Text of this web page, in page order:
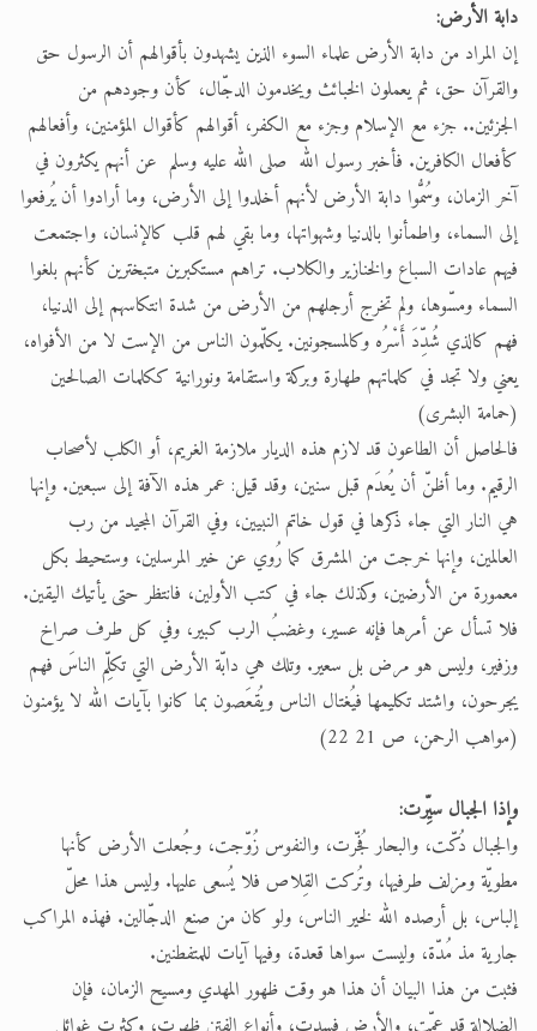
دابة الأرض:
إن المراد من دابة الأرض علماء السوء الذين يشهدون بأقوالهم أن الرسول حق
والقرآن حق، ثم يعملون الخبائث ويخدمون الدجّال، كأن وجودهم من
الجزئين.. جزء مع الإسلام وجزء مع الكفر، أقوالهم كأقوال المؤمنين، وأفعالهم
كأفعال الكافرين. فأخبر رسول الله صلى الله عليه وسلم عن أنهم يكثرون في
آخر الزمان، وسُمُّوا دابة الأرض لأنهم أخلدوا إلى الأرض، وما أرادوا أن يُرفعوا
إلى السماء، واطمأنوا بالدنيا وشهواتها، وما بقي لهم قلب كالإنسان، واجتمعت
فيهم عادات السباع والخنازير والكلاب. تراهم مستكبرين متبخترين كأنهم بلغوا
السماء ومسّوها، ولم تخرج أرجلهم من الأرض من شدة انتكاسهم إلى الدنيا،
فهم كالذي شُدِّدَ أَسْرُه وكالمسجونين. يكلّمون الناس من الإست لا من الأفواه،
يعني ولا تجد في كلماتهم طهارة وبركة واستقامة ونورانية ككلمات الصالحين
(حمامة البشرى)
فالحاصل أن الطاعون قد لازم هذه الديار ملازمة الغريم، أو الكلب لأصحاب
الرقيم. وما أظنّ أن يُعدَم قبل سنين، وقد قيل: عمر هذه الآفة إلى سبعين. وإنها
هي النار التي جاء ذكرها في قول خاتم النبيين، وفي القرآن المجيد من رب
العالمين، وإنها خرجت من المشرق كما رُوي عن خير المرسلين، وستحيط بكل
معمورة من الأرضين، وكذلك جاء في كتب الأولين، فانتظر حتى يأتيك اليقين.
فلا تسأل عن أمرها فإنه عسير، وغضبُ الرب كبير، وفي كل طرف صراخ
وزفير، وليس هو مرض بل سعير. وتلك هي دابّة الأرض التي تكلِّم الناسَ فهم
يجرحون، واشتد تكليمها فيُغتال الناس ويُقعَصون بما كانوا بآيات الله لا يؤمنون
(مواهب الرحمن، ص 21 22)
وإذا الجبال سيِّرت:
والجبال دُكّت، والبحار فُجّرت، والنفوس زُوّجت، وجُعلت الأرض كأنها
مطويّة ومزلف طرفيها، وتُركت القِلاص فلا يُسعى عليها. وليس هذا محلّ
إلباس، بل أرصده الله لخير الناس، ولو كان من صنع الدجّالين. فهذه المراكب
جارية مذ مُدّة، وليست سواها قعدة، وفيها آيات للمتفطنين.
فثبت من هذا البيان أن هذا هو وقت ظهور المهدي ومسيح الزمان، فإن